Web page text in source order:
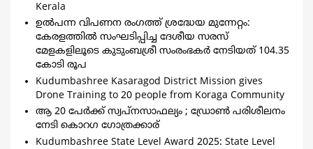
Kerala
ഉല്‍പന്ന വിപണന രംഗത്ത് ശ്രദ്ധേയ മുന്നേറ്റം:
കേരളത്തില്‍ സംഘടിപ്പിച്ച ദേശീയ സരസ്
മേളകളിലൂടെ കുടുംബശ്രീ സംരംഭകര്‍ നേടിയത് 104.35
കോടി രൂപ
Kudumbashree Kasaragod District Mission gives
Drone Training to 20 people from Koraga Community
ആ 20 പേര്‍ക്ക് സ്വപ്‌നസാഫല്യം ; ഡ്രോണ്‍ പരിശീലനം
നേടി കൊറഗ ഗോത്രക്കാര്
Kudumbashree State Level Award 2025: State Level